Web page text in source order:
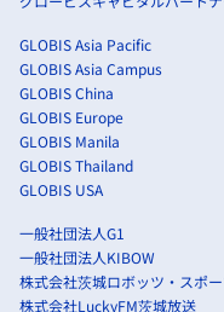
GLOBIS Asia Pacific
GLOBIS Asia Campus
GLOBIS China
GLOBIS Europe
GLOBIS Manila
GLOBIS Thailand
GLOBIS USA
一般社団法人G1
一般社団法人KIBOW
株式会社茨城ロボッツ・スポ
株式会社LuckyFM茨城放送